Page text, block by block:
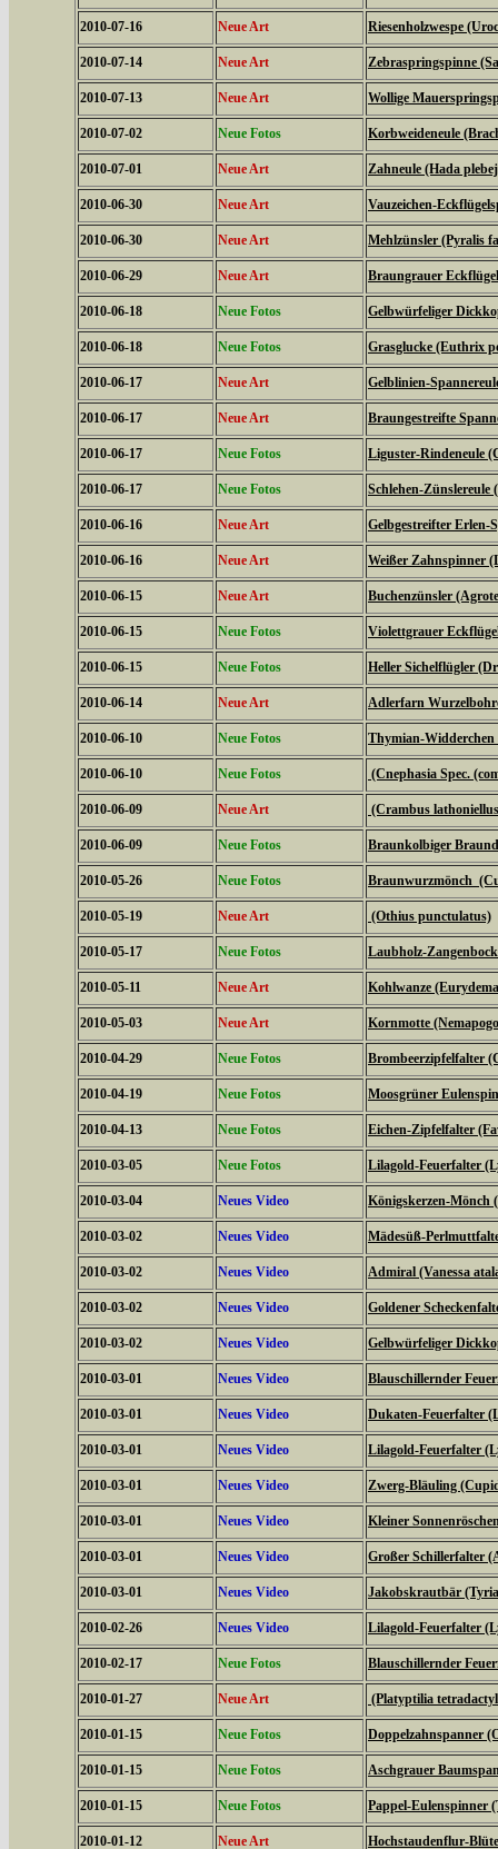
2010-07-16 Neue Art Riesenholzwespe
2010-07-14 Neue Art Zebraspringspinne
2010-07-13 Neue Art Wollige
2010-07-02 Neue Fotos Korbweideneule
2010-07-01 Neue Art Zahneule (Hada
2010-06-30 Neue Art Vauzeichen-
2010-06-30 Neue Art Mehlzünsler (Pyralis
2010-06-29 Neue Art Braungrauer
2010-06-18 Neue Fotos Gelbwürfeliger
2010-06-18 Neue Fotos Grasglucke (Euthrix
2010-06-17 Neue Art Gelblinien-
2010-06-17 Neue Art Braungestreifte
2010-06-17 Neue Fotos Liguster-Rindeneule
2010-06-17 Neue Fotos Schlehen-Zünslereule
2010-06-16 Neue Art Gelbgestreifter Erlen-
2010-06-16 Neue Art Weißer Zahnspinner
2010-06-15 Neue Art Buchenzünsler
2010-06-15 Neue Fotos Violettgrauer
2010-06-15 Neue Fotos Heller Sichelflügler
2010-06-14 Neue Art Adlerfarn
2010-06-10 Neue Fotos Thymian-
2010-06-10 Neue Fotos (Cnephasia Spec.
2010-06-09 Neue Art (Crambus
2010-06-09 Neue Fotos Braunkolbiger
2010-05-26 Neue Fotos Braunwurzmönch
2010-05-19 Neue Art (Othius punctulatus)
2010-05-17 Neue Fotos Laubholz-
2010-05-11 Neue Art Kohlwanze
2010-05-03 Neue Art Kornmotte
2010-04-29 Neue Fotos Brombeerzipfelfalter
2010-04-19 Neue Fotos Moosgrüner
2010-04-13 Neue Fotos Eichen-Zipfelfalter
2010-03-05 Neue Fotos Lilagold-Feuerfalter
2010-03-04 Neues Video Königskerzen-Mönch
2010-03-02 Neues Video Mädesüß-
2010-03-02 Neues Video Admiral (Vanessa
2010-03-02 Neues Video Goldener
2010-03-02 Neues Video Gelbwürfeliger
2010-03-01 Neues Video Blauschillernder
2010-03-01 Neues Video Dukaten-Feuerfalter
2010-03-01 Neues Video Lilagold-Feuerfalter
2010-03-01 Neues Video Zwerg-Bläuling
2010-03-01 Neues Video Kleiner
2010-03-01 Neues Video Großer Schillerfalter
2010-03-01 Neues Video Jakobskrautbär (Tyria
2010-02-26 Neues Video Lilagold-Feuerfalter
2010-02-17 Neue Fotos Blauschillernder
2010-01-27 Neue Art (Platyptilia
2010-01-15 Neue Fotos Doppelzahnspanner
2010-01-15 Neue Fotos Aschgrauer
2010-01-15 Neue Fotos Pappel-Eulenspinner
2010-01-12 Neue Art Hochstaudenflur-